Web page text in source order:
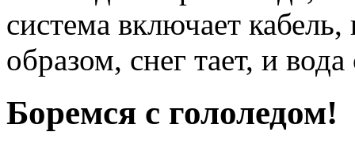
система включает
образом, снег тает, и
Боремся с гололедом!